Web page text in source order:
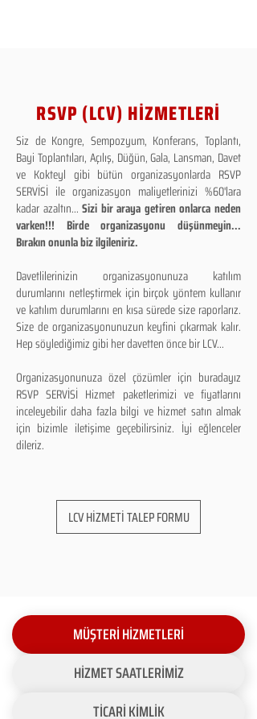
RSVP (LCV) HİZMETLERİ
Siz de Kongre, Sempozyum, Konferans, Toplantı,
Bayi Toplantıları, Açılış, Düğün, Gala, Lansman, Davet
ve Kokteyl gibi bütün organizasyonlarda RSVP
SERVİSİ ile organizasyon maliyetlerinizi %60'lara
kadar azaltın...Sizi bir araya getiren onlarca neden
varken!!! Birde organizasyonu düşünmeyin...
Bırakın onunla biz ilgileniriz.
Davetlilerinizin organizasyonunuza katılım
durumlarını netleştirmek için birçok yöntem kullanır
ve katılım durumlarını en kısa sürede size raporlarız.
Size de organizasyonunuzun keyfini çıkarmak kalır.
Hep söylediğimiz gibi her davetten önce bir LCV...
Organizasyonunuza özel çözümler için buradayız
RSVP SERVİSİ Hizmet paketlerimizi ve fiyatlarını
inceleyebilir daha fazla bilgi ve hizmet satın almak
için bizimle iletişime geçebilirsiniz. İyi eğlenceler
dileriz.
LCV HİZMETİ TALEP FORMU
MÜŞTERİ HİZMETLERİ
HİZMET SAATLERİMİZ
TİCARİ KİMLİK